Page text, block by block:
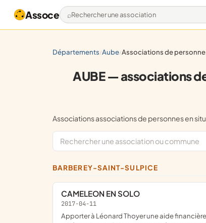
Assoce Rechercher une association
départements/ aube/ associations de personnes en situation de handicap pour l'entraide et la solidarité (hors défense de droits fondamentaux)
AUBE — associations
Associations associations de personnes en
BARBEREY-SAINT-SULPICE
CAMELEON EN SOLO
2017-04-11
apporter à Léonard Thoyer une aide financière pour des soins ainsi que du matériel médicalisé (lit adapté, fauteuil roulant, chaise thérapeutique, chaise de douche, siège auto,